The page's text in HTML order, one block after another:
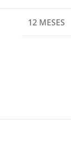
12 MESES